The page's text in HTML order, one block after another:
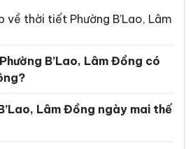
Xã Đinh Trang Thượng
Xã Đồng Kho
Xã Đức Lập
về thời tiết Phường B’Lao, Lâm
B’Lao, Lâm Đồng có
Lâm Đồng ngày mai thế